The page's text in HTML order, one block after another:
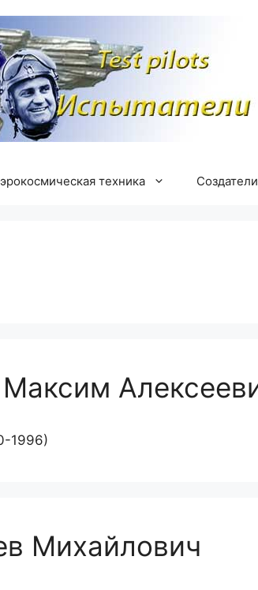
техника Создатели
Максим
1996)
Михайлович